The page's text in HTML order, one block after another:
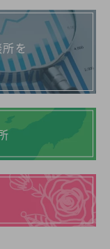
を